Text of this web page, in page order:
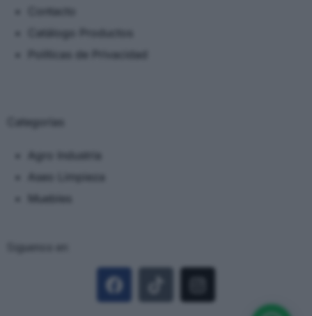
Políticas de Privacidad
Categorias
Aseo Limpieza
Muebles